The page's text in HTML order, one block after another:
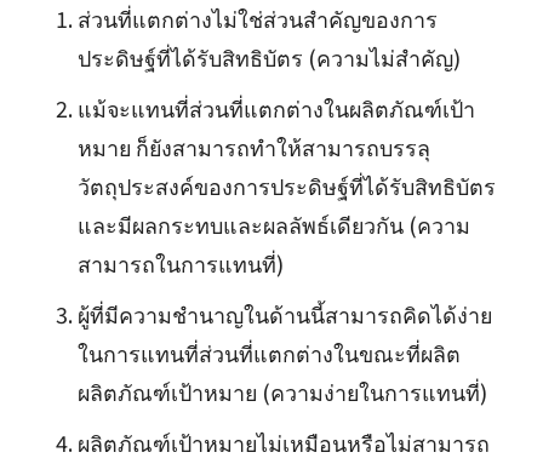
ส่วนที่แตกต่างไม่ใช่ส่วนสำคัญของการ
ประดิษฐ์ที่ได้รับสิทธิบัตร (ความไม่สำคัญ)
แม้จะแทนที่ส่วนที่แตกต่างในผลิตภัณฑ์เป้า
หมาย ก็ยังสามารถทำให้สามารถบรรลุ
วัตถุประสงค์ของการประดิษฐ์ที่ได้รับสิทธิบัตร
และมีผลกระทบและผลลัพธ์เดียวกัน (ความ
สามารถในการแทนที่)
ผู้ที่มีความชำนาญในด้านนี้สามารถคิดได้ง่าย
ในการแทนที่ส่วนที่แตกต่างในขณะที่ผลิต
ผลิตภัณฑ์เป้าหมาย (ความง่ายในการแทนที่)
ผลิตภัณฑ์เป้าหมายไม่เหมือนหรือไม่สามารถ